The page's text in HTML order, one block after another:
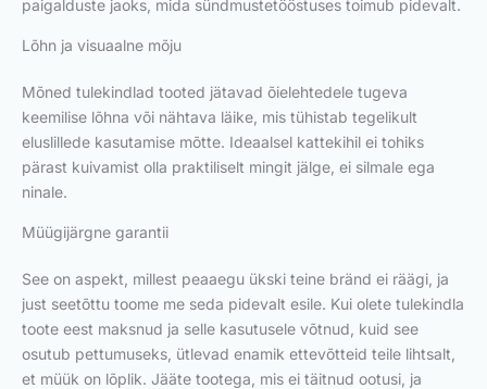
paigalduste jaoks, mida sündmustetööstuses toimub pidevalt.
Lõhn ja visuaalne mõju
Mõned tulekindlad tooted jätavad õielehtedele tugeva
keemilise lõhna või nähtava läike, mis tühistab tegelikult
eluslillede kasutamise mõtte. Ideaalsel kattekihil ei tohiks
pärast kuivamist olla praktiliselt mingit jälge, ei silmale ega
ninale.
Müügijärgne garantii
See on aspekt, millest peaaegu ükski teine bränd ei räägi, ja
just seetõttu toome me seda pidevalt esile. Kui olete tulekindla
toote eest maksnud ja selle kasutusele võtnud, kuid see
osutub pettumuseks, ütlevad enamik ettevõtteid teile lihtsalt,
et müük on lõplik. Jääte tootega, mis ei täitnud ootusi, ja